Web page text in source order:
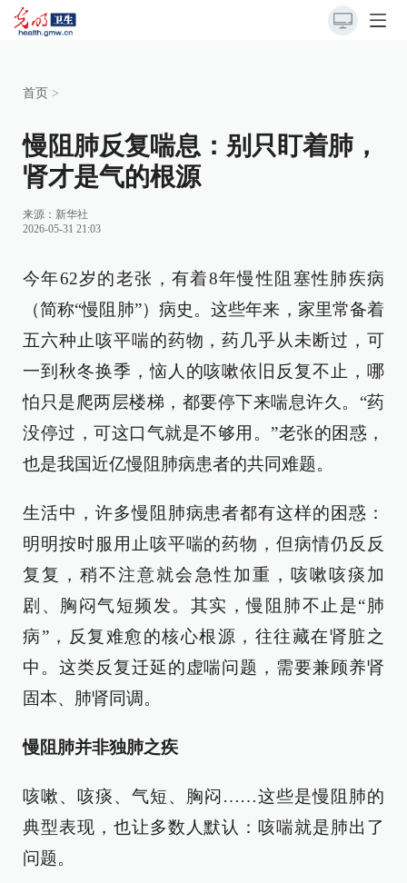
首页 >
慢阻肺反复喘息：别只盯着肺，
肾才是气的根源
来源： 新华社
2026-05-31 21:03
今年62岁的老张，有着8年慢性阻塞性肺疾病
（简称“慢阻肺”）病史。这些年来，家里常备着
五六种止咳平喘的药物，药几乎从未断过，可
一到秋冬换季，恼人的咳嗽依旧反复不止，哪
怕只是爬两层楼梯，都要停下来喘息许久。“药
没停过，可这口气就是不够用。”老张的困惑，
也是我国近亿慢阻肺病患者的共同难题。
生活中，许多慢阻肺病患者都有这样的困惑：
明明按时服用止咳平喘的药物，但病情仍反反
复复，稍不注意就会急性加重，咳嗽咳痰加
剧、胸闷气短频发。其实，慢阻肺不止是“肺
病”，反复难愈的核心根源，往往藏在肾脏之
中。这类反复迁延的虚喘问题，需要兼顾养肾
固本、肺肾同调。
慢阻肺并非独肺之疾
咳嗽、咳痰、气短、胸闷……这些是慢阻肺的
典型表现，也让多数人默认：咳喘就是肺出了
问题。